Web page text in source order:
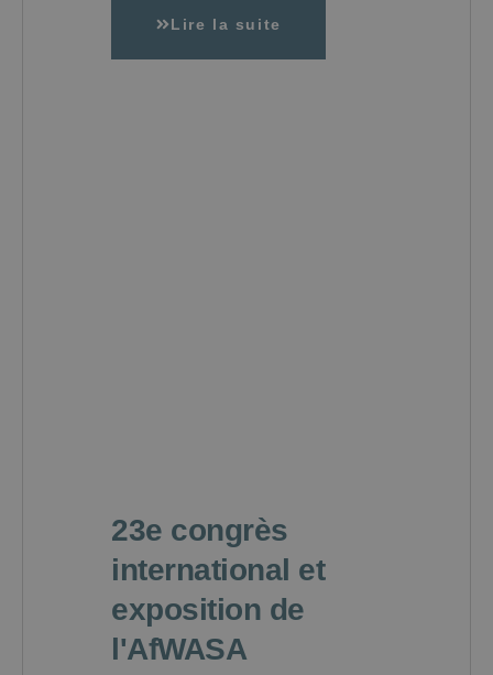
Lire la suite
23e congrès
international et
exposition de
l'AfWASA